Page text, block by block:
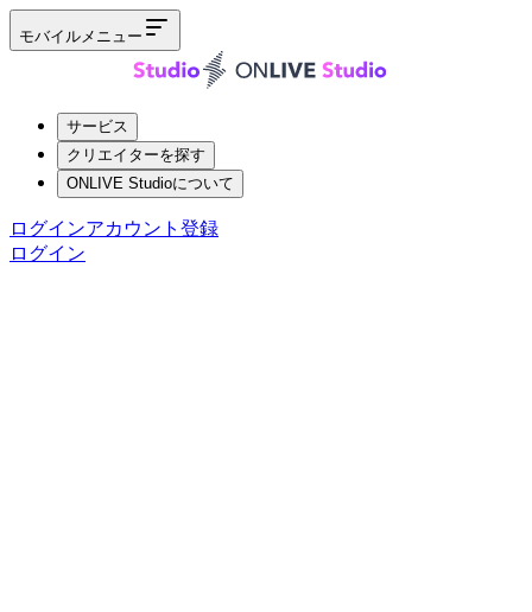
モバイルメニュー
サービス
クリエイターを探す
ONLIVE Studioについて
ログインアカウント登録
ログイン